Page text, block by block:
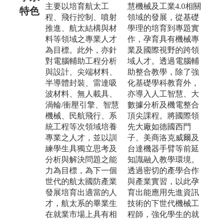
特色
主要以培育航太工
程、飛行控制、噴射
推進、航太結構與材
料等領域之專業人才
為目標。此外，亦針
對電腦輔助工程分析
與設計、尖端材料、
半導體封裝、雷達吸
波材料、無人載具、
渦輪/衝壓引擎、智慧
機械、民航飛行、系
統工程等次領域培養
專業之人才，並以訓
練學生具獨立思考及
分析與解決問題之能
力為目標，為下一個
世代的航太國防產業
發展培育出適當的人
才，航太系的畢業生
在就業市場上具有相
慧機械及工業4.0相關
領域的發展，從基礎
學理的培育到專題實
作，孕育具有機械專
業及國際視野的跨領
域人才。透過電腦輔
助整合教學，除了強
化基礎學科教育外，
亦導入人工智慧、大
數據分析及機電整合
頂尖課程。將國際領
先大廠如德國西門
子、美商洛克威爾及
台達機器手臂等前延
知識融入教學環境。
透過密切的產學合作
與產業實習，以此孕
育出能應用先進資訊
技術的下世代機械工
程師，強化學生的就